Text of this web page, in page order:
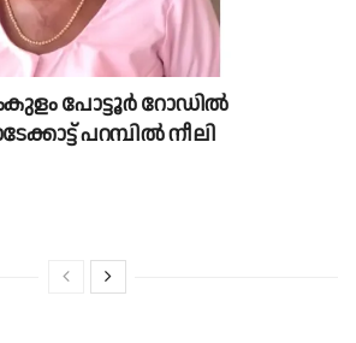
പോട്ടൂർ റോഡിൽ
പറമ്പിൽ നീലി